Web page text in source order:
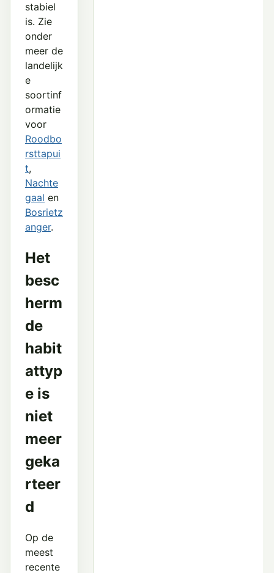
stabiel
is. Zie
onder
meer de
landelijk
e
soortinf
ormatie
voor
Roodbo
rsttapui
t,
Nachte
gaal en
Bosrietz
anger.
Het
besc
herm
de
habit
attyp
e is
niet
meer
geka
rteer
d
Op de
meest
recente